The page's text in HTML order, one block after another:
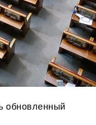
обновленный